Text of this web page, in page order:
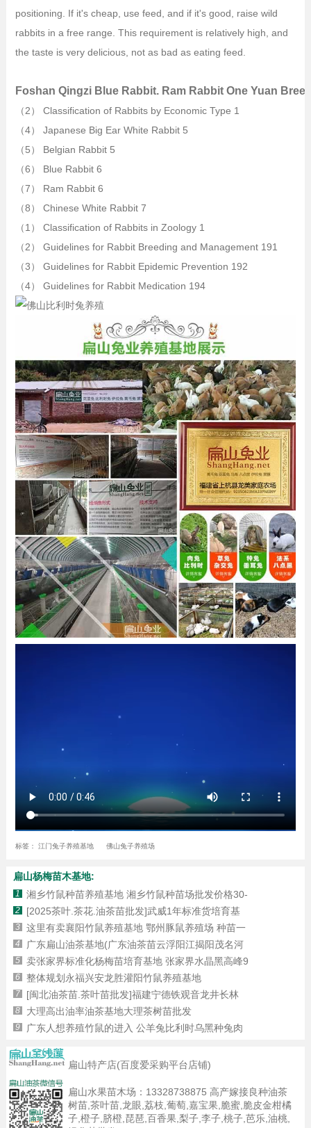
positioning. If it's cheap, use feed, and if it's good, raise wild
rabbits in a free range. This requirement is relatively high, and
the taste is very delicious, not as bad as eating feed.
Foshan Qingzi Blue Rabbit. Ram Rabbit One Yuan
（2） Classification of Rabbits by Economic Type 1
（4） Japanese Big Ear White Rabbit 5
（5） Belgian Rabbit 5
（6） Blue Rabbit 6
（7） Ram Rabbit 6
（8） Chinese White Rabbit 7
（1） Classification of Rabbits in Zoology 1
（2） Guidelines for Rabbit Breeding and Management 191
（3） Guidelines for Rabbit Epidemic Prevention 192
（4） Guidelines for Rabbit Medication 194
标签： 江门兔子养殖基地 佛山兔子养殖场
扁山杨梅苗木基地:
1 湘乡竹鼠种苗养殖基地 湘乡竹鼠种苗场批发价格30-
2 [2025茶叶.茶花.油茶苗批发]武威1年标准货培育基
3 这里有卖襄阳竹鼠养殖基地 鄂州豚鼠养殖场 种苗一
4 广东扁山油茶基地(广东油茶苗云浮阳江揭阳茂名河
5 卖张家界标准化杨梅苗培育基地 张家界水晶黑高峰9
6 整体规划永福兴安龙胜灌阳竹鼠养殖基地
7 [闽北油茶苗.茶叶苗批发]福建宁德铁观音龙井长林
8 大理高出油率油茶基地大理茶树苗批发
9 广东人想养殖竹鼠的进入 公羊兔比利时乌黑种兔肉
扁山特产店(百度爱采购平台店铺)
扁山水果苗木场： 13328738875 高产嫁接良种油茶
树苗,茶叶苗,龙眼,荔枝,葡萄,嘉宝果,脆蜜,脆皮金柑橘
子,橙子,脐橙,琵琶,百香果,梨子,李子,桃子,芭乐,油桃,